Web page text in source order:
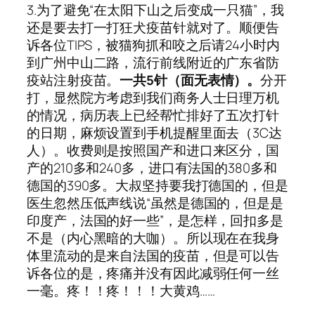
3.为了避免“在太阳下山之后变成一只猫”，我
还是要去打一打狂犬疫苗针就对了。顺便告
诉各位TIPS，被猫狗抓和咬之后请24小时内
到广州中山二路，流行前线附近的广东省防
疫站注射疫苗。一共5针（面无表情）。分开
打，显然院方考虑到我们商务人士日理万机
的情况，病历表上已经帮忙排好了五次打针
的日期，麻烦设置到手机提醒里面去（3C达
人）。收费则是按照国产和进口来区分，国
产的210多和240多，进口有法国的380多和
德国的390多。大叔坚持要我打德国的，但是
医生忽然压低声线说“虽然是德国的，但是是
印度产，法国的好一些”，是怎样，回扣多是
不是（内心黑暗的大咖）。所以现在在我身
体里流动的是来自法国的疫苗，但是可以告
诉各位的是，疼痛并没有因此减弱任何一丝
一毫。疼！！疼！！！大黄鸡……